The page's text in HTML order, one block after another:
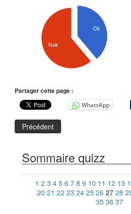
Ok
Nok
Partager cette page :
WhatsApp
Précédent
Sommaire quizz
1 2 3 4 5 6 7 8 9 10 11 12 13
20 21 22 23 24 25 26 27 28
35 36 37